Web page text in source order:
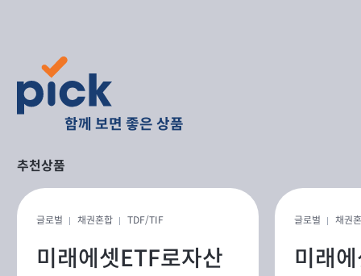
함께 보면 좋은 상품
추천상품
글로벌 채권혼합 TDF/TIF
미래에셋ETF로자산
글로벌 채권
미래